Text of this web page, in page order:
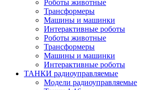
Роботы животные
Трансформеры
Машины и машинки
Интерактивные роботы
Роботы животные
Трансформеры
Машины и машинки
Интерактивные роботы
ТАНКИ радиоуправляемые
Модели радиоуправляемые